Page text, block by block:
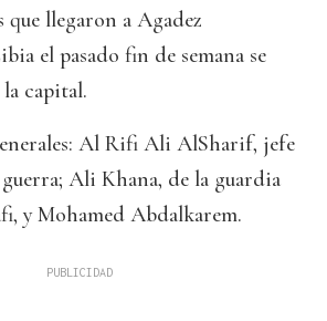
llegaron a Agadez
el pasado fin de semana se
capital.
Al Rifi Ali AlSharif, jefe
Ali Khana, de la guardia
y Mohamed Abdalkarem.